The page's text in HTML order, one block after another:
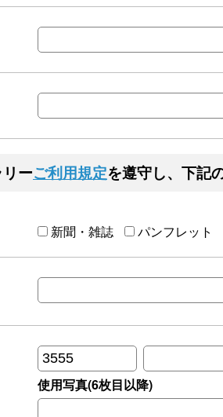
ーご利用規定を遵守し、下記
新聞・雑誌 パンフレット
使用写真(6枚目以降)